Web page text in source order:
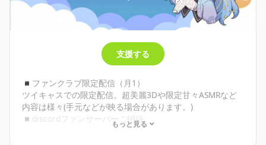
支援する
◾︎ファンクラブ限定配信（月1）
ツイキャスでの限定配信。超美麗3Dや限定甘々ASMRなど
内容は様々(手元などが映る場合があります。)
◾︎discordファンサーバーご招待
甘夜もいるサーバー、アンケートとったり甘夜が突然呟い
もっと見る